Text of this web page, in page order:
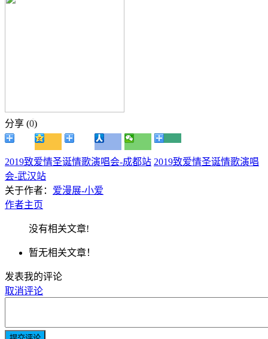
分享 (0)
2019致爱情圣诞情歌演唱会-成都站 2019致爱情圣诞情歌演唱
会-武汉站
关于作者： 爱漫展-小爱
作者主页
没有相关文章!
暂无相关文章！
发表我的评论
取消评论